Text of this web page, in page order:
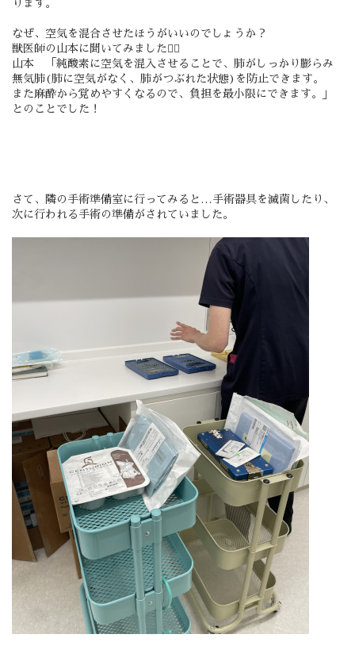
ります。
なぜ、空気を混合させたほうがいいのでしょうか？
獣医師の山本に聞いてみました🙋‍♀️
山本 「純酸素に空気を混入させることで、肺がしっかり膨らみ
無気肺(肺に空気がなく、肺がつぶれた状態)を防止できます。
また麻酔から覚めやすくなるので、負担を最小限にできます。」
とのことでした！
さて、隣の手術準備室に行ってみると…手術器具を滅菌したり、
次に行われる手術の準備がされていました。